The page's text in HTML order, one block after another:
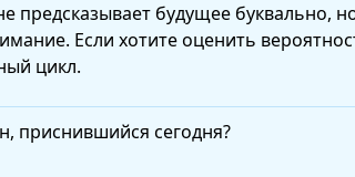
предсказывает будущее буквально,
Если хотите оценить
цикл.
приснившийся сегодня?